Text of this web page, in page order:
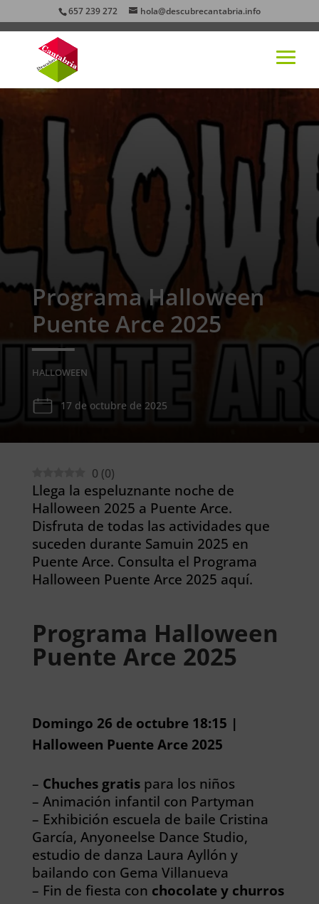
657 239 272 hola@descubrecantabria.info
Programa Halloween
Puente Arce 2025
HALLOWEEN
17 de octubre de 2025
0 (0)
Llega la espeluznante noche de
Halloween 2025 a Puente Arce.
Disfruta de todas las actividades que
suceden durante Samuin 2025 en
Puente Arce. Consulta el Programa
Halloween Puente Arce 2025 aquí.
Programa Halloween
Puente Arce 2025
Domingo 26 de octubre 18:15 |
Halloween Puente Arce 2025
– Chuches gratispara los niños
– Animación infantil con Partyman
– Exhibición escuela de baile Cristina
García, Anyoneelse Dance Studio,
estudio de danza Laura Ayllón y
bailando con Gema Villanueva
– Fin de fiesta con chocolate y churros